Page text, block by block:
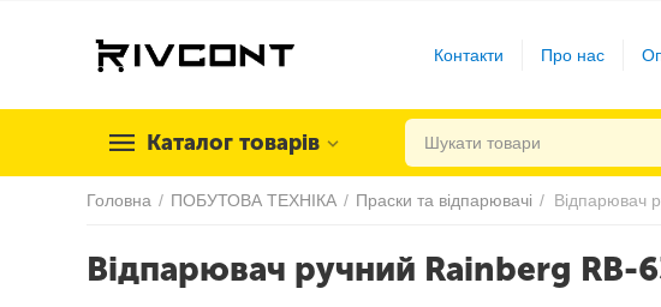
Контакти Про нас
Каталог товарів
Головна / ПОБУТОВА ТЕХНІКА / Праски та відпарювачі / Відпарювач
Відпарювач ручний Rainberg RB-